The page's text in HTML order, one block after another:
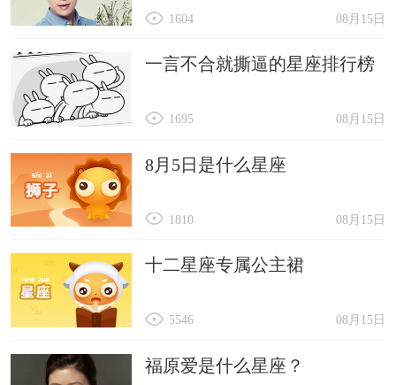
08月15日
1604
一言不合就撕逼的星座排行榜
08月15日
1695
8月5日是什么星座
08月15日
1810
十二星座专属公主裙
08月15日
5546
福原爱是什么星座？